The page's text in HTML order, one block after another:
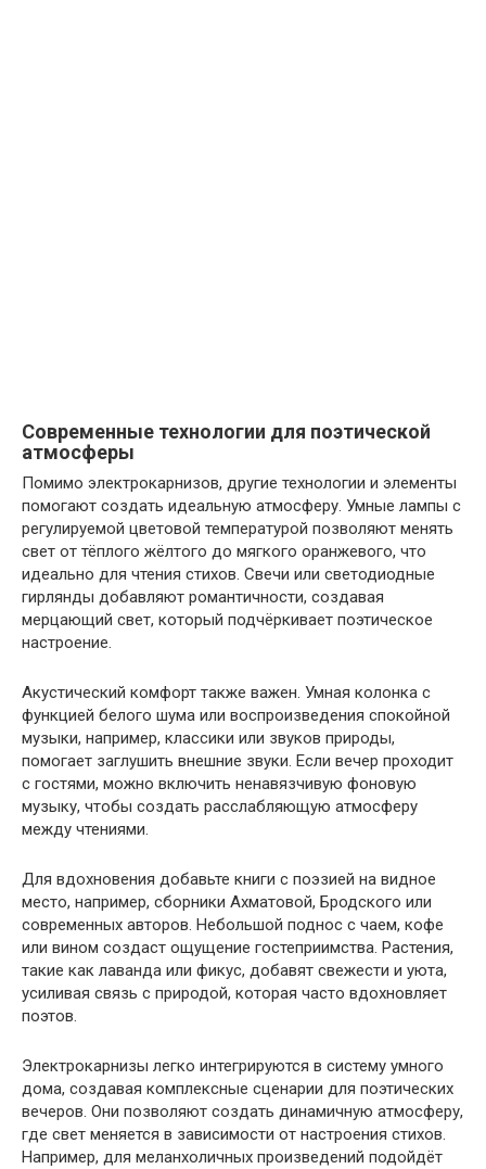
Современные технологии для поэтической
атмосферы
Помимо электрокарнизов, другие технологии и элементы
помогают создать идеальную атмосферу. Умные лампы с
регулируемой цветовой температурой позволяют менять
свет от тёплого жёлтого до мягкого оранжевого, что
идеально для чтения стихов. Свечи или светодиодные
гирлянды добавляют романтичности, создавая
мерцающий свет, который подчёркивает поэтическое
настроение.
Акустический комфорт также важен. Умная колонка с
функцией белого шума или воспроизведения спокойной
музыки, например, классики или звуков природы,
помогает заглушить внешние звуки. Если вечер проходит
с гостями, можно включить ненавязчивую фоновую
музыку, чтобы создать расслабляющую атмосферу
между чтениями.
Для вдохновения добавьте книги с поэзией на видное
место, например, сборники Ахматовой, Бродского или
современных авторов. Небольшой поднос с чаем, кофе
или вином создаст ощущение гостеприимства. Растения,
такие как лаванда или фикус, добавят свежести и уюта,
усиливая связь с природой, которая часто вдохновляет
поэтов.
Электрокарнизы легко интегрируются в систему умного
дома, создавая комплексные сценарии для поэтических
вечеров. Они позволяют создать динамичную атмосферу,
где свет меняется в зависимости от настроения стихов.
Например, для меланхоличных произведений подойдёт